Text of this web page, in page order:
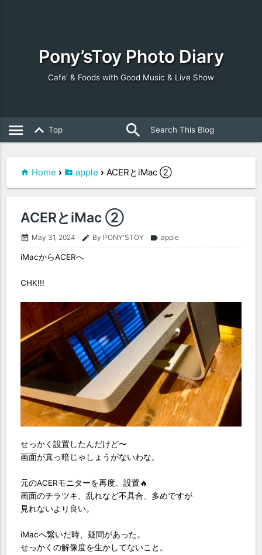
Pony’sToy Photo Diary
Cafe’ & Foods with Good Music & Live Show
menu keyboard_arrow_up Top search
Home › apple › ACERとiMac ②
ACERとiMac ②
event_note May 31, 2024 edit By PONY'STOY label apple
iMacからACERへ
CHK!!!
せっかく設置したんだけど〜
画面が真っ暗じゃしょうがないわな。
元のACERモニターを再度、設置🔥
画面のチラツキ、乱れなど不具合、多めですが
見れないより良い。
iMacへ繋いだ時、疑問があった。
せっかくの解像度を生かしてないこと。